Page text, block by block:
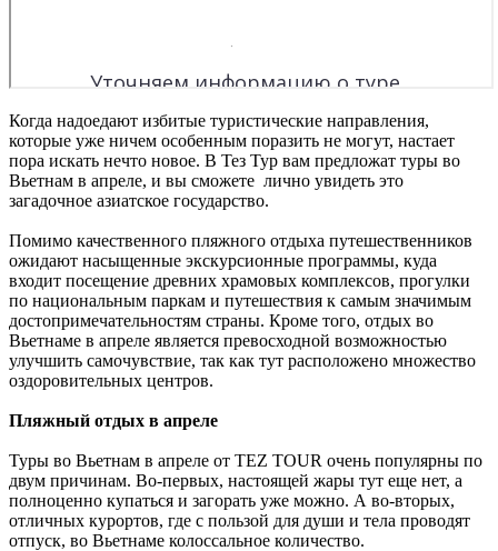
Когда надоедают избитые туристические направления,
которые уже ничем особенным поразить не могут, настает
пора искать нечто новое. В Тез Тур вам предложат туры во
Вьетнам в апреле, и вы сможете лично увидеть это
загадочное азиатское государство.
Помимо качественного пляжного отдыха путешественников
ожидают насыщенные экскурсионные программы, куда
входит посещение древних храмовых комплексов, прогулки
по национальным паркам и путешествия к самым значимым
достопримечательностям страны. Кроме того, отдых во
Вьетнаме в апреле является превосходной возможностью
улучшить самочувствие, так как тут расположено множество
оздоровительных центров.
Пляжный отдых в апреле
Туры во Вьетнам в апреле от TEZ TOUR очень популярны по
двум причинам. Во-первых, настоящей жары тут еще нет, а
полноценно купаться и загорать уже можно. А во-вторых,
отличных курортов, где с пользой для души и тела проводят
отпуск, во Вьетнаме колоссальное количество.